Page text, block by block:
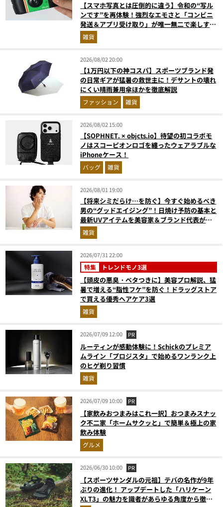
【スマホ写真とは圧倒的に違う】令和の“写ル
ンです”を再体験！強烈なエモさと「コンビニ
発送＆アプリ受け取り」が唯一無二で楽しすぎ
た雑貨
2026/08/02 20:00
【1万円以下の神コスパ】スポーツブランド発
の日常ギアが猛暑の救世主に！デサントの壊れ
にくい晴雨兼用傘ほかを徹底解説
ファッション 雑貨
2026/08/02 15:00
【SOPHNET. × objcts.io】待望の初コラボモ
ノはスコーピオンロゴを纏ったウェアラブルな
iPhoneケース！
バッグ 雑貨
2026/08/01 19:00
【将来シミだらけ…を防ぐ】今すぐ始めるべき
男の“グッドエイジング”！日焼け予防の基本と
最新UVアイテムを美容家＆ブランド代表がプ
ロ目線で指南／大人の価値向上研究所
雑貨
2026/07/31 22:00
特集 トレンドモノ3選
【頭皮の悪臭・ベタつきに】美容プロ解説、猛
暑で増える“脂性フケ”を防ぐ！ドラッグストア
で買える優秀ヘアケア3選
雑貨
2026/07/09 12:00 PR
ルーティンが感動体験に！Schickのプレミア
ムライン「プロジスタ」で始めるワンランク上
のヒゲ剃り習慣
雑貨
2026/07/09 10:00 PR
【家飲みおつまみはこれ一択】おつまみスナッ
ク不二家「ホームサクッと」で簡単＆極上の家
飲み体験
グルメ
2026/06/30 10:00 PR
【スポーツサンダルの元祖】テバの名作が9年
ぶりの進化！ アップデートした「ハリケーン
XLT3」の魅力を識者があらゆる角度から徹底